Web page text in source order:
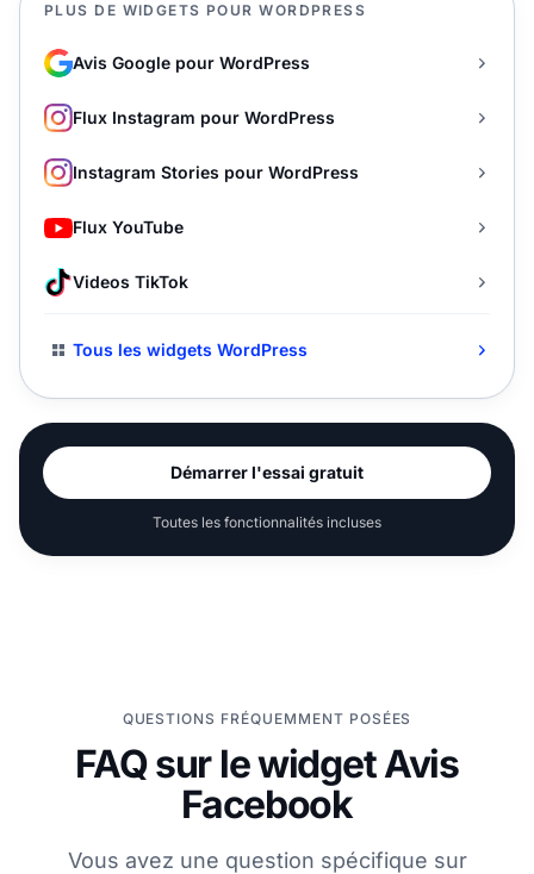
PLUS DE WIDGETS POUR WORDPRESS
Avis Google pour WordPress
Flux Instagram pour WordPress
Instagram Stories pour WordPress
Flux YouTube
Videos TikTok
Tous les widgets WordPress
Démarrer l'essai gratuit
Toutes les fonctionnalités incluses
QUESTIONS FRÉQUEMMENT POSÉES
FAQ sur le widget Avis
Facebook
Vous avez une question spécifique sur